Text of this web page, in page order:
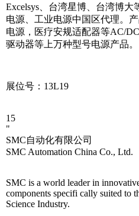
Excelsys、台湾星博、台湾博
电源、工业电源中国区代理。
电源，医疗安规适配器等AC/
驱动器等上万种型号电源产品。
展位号：13L19
15
"
SMC自动化有限公司
SMC Automation China Co., Ltd.
SMC is a world leader in
components specifi cally suited to
Science Industry.